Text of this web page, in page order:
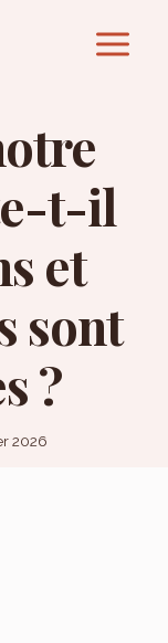
t-il
et
sont
?
2026